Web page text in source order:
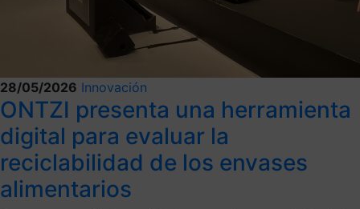
28/05/2026 Innovación
ONTZI presenta una herramienta
digital para evaluar la
reciclabilidad de los envases
alimentarios